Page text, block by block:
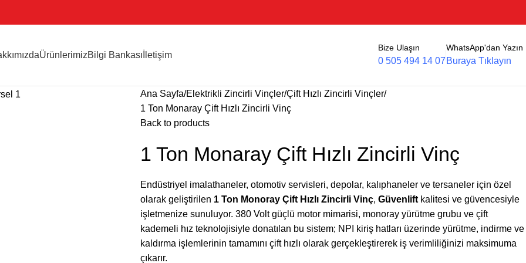
ÜrünlerimizBilgi Bankası İletişim
Bize Ulaşın
0 505 494 14 07
WhatsApp'dan Yazın
Buraya Tıklayın
Ana Sayfa Elektrikli Zincirli Vinçler Çift Hızlı Zincirli Vinçler
1 Ton Monaray Çift Hızlı Zincirli Vinç
Back to products
1 Ton Monaray Çift Hızlı Zincirli Vinç
Endüstriyel imalathaneler, otomotiv servisleri, depolar, kalıphaneler ve tersaneler için özel
olarak geliştirilen 1 Ton Monoray Çift Hızlı Zincirli Vinç, Güvenlift kalitesi ve güvencesiyle
işletmenize sunuluyor. 380 Volt güçlü motor mimarisi, monoray yürütme grubu ve çift
kademeli hız teknolojisiyle donatılan bu sistem; NPI kiriş hatları üzerinde yürütme, indirme ve
kaldırma işlemlerinin tamamını çift hızlı olarak gerçekleştirerek iş verimliliğinizi maksimuma
çıkarır.